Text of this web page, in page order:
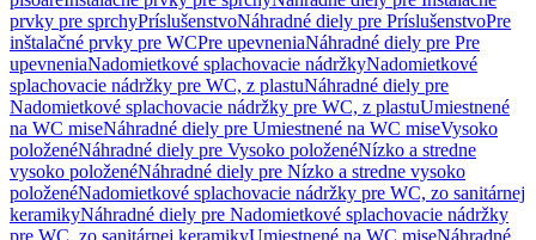
prvky pre sprchyPríslušenstvoNáhradné diely pre PríslušenstvoPre
inštalačné prvky pre WCPre upevneniaNáhradné diely pre Pre
upevneniaNadomietkové splachovacie nádržkyNadomietkové
splachovacie nádržky pre WC, z plastuNáhradné diely pre
Nadomietkové splachovacie nádržky pre WC, z plastuUmiestnené
na WC miseNáhradné diely pre Umiestnené na WC miseVysoko
položenéNáhradné diely pre Vysoko položenéNízko a stredne
vysoko položenéNáhradné diely pre Nízko a stredne vysoko
položenéNadomietkové splachovacie nádržky pre WC, zo sanitárnej
keramikyNáhradné diely pre Nadomietkové splachovacie nádržky
pre WC, zo sanitárnej keramikyUmiestnené na WC miseNáhradné